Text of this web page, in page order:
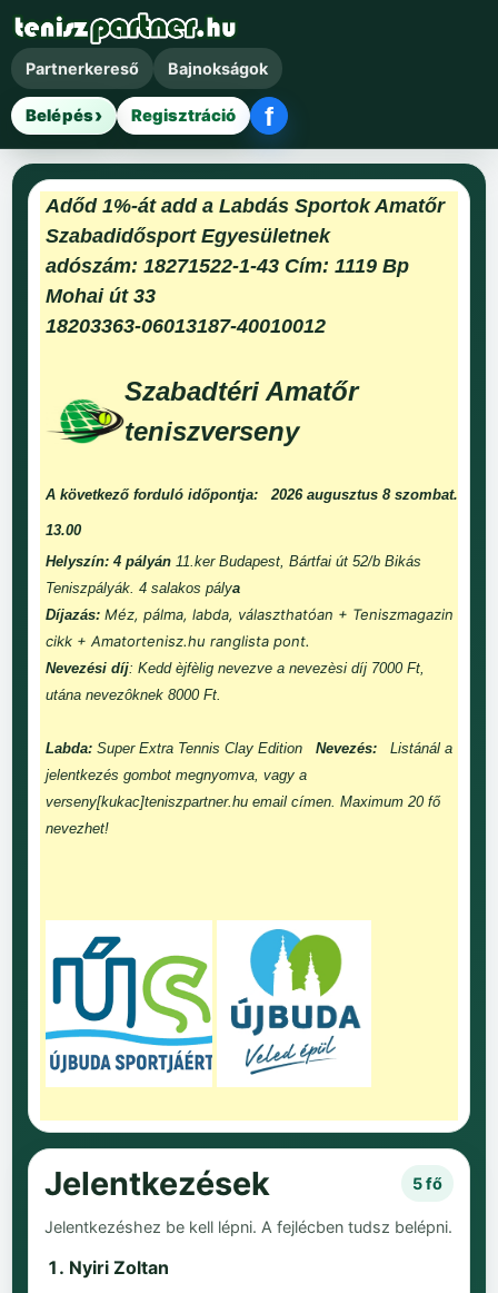
Partnerkereső Bajnokságok
Belépés Regisztráció fFacebook belépés
Adőd 1%-át add a Labdás Sportok Amatőr
Szabadidősport Egyesületnek
adószám: 18271522-1-43 Cím: 1119 Bp
Mohai út 33
18203363-06013187-40010012
Szabadtéri Amatőr
teniszverseny
A következő forduló időpontja: 2026 augusztus 8 szombat.
13.00
Helyszín: 4 pályán 11.ker Budapest, Bártfai út 52/b Bikás
Teniszpályák. 4 salakos pálya
Díjazás: Méz, pálma, labda, választhatóan + Teniszmagazin
cikk + Amatortenisz.hu ranglista pont.
Nevezési díj: Kedd èjfèlig nevezve a nevezèsi díj 7000 Ft,
utána nevezôknek 8000 Ft.
Labda: Super Extra Tennis Clay Edition Nevezés:
Listánál a
jelentkezés gombot megnyomva, vagy a
verseny[kukac]teniszpartner.hu email címen. Maximum 20 fő
nevezhet!
Jelentkezések 5 fő
Jelentkezéshez be kell lépni. A fejlécben tudsz belépni.
Nyiri Zoltan